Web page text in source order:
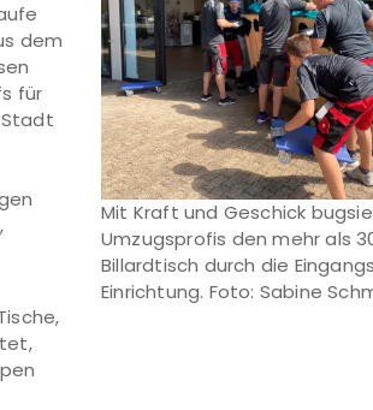
dem
für
Mit Kraft und Geschick
Umzugsprofis den mehr als
Billardtisch durch die
Einrichtung. Foto: Sabine